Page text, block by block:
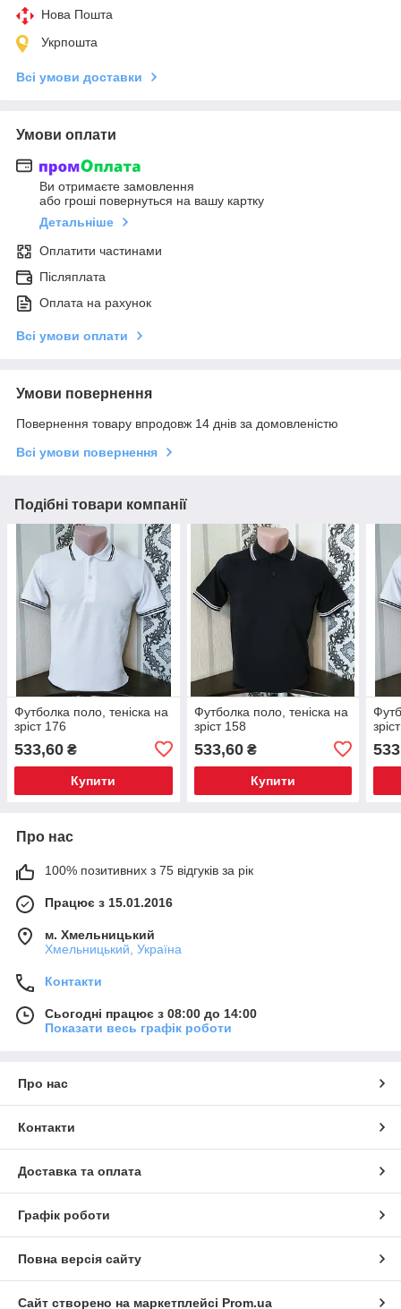
Нова Пошта
Укрпошта
Всі умови доставки
Умови оплати
Ви отримаєте замовлення
або гроші повернуться на вашу картку
Детальніше
Оплатити частинами
Післяплата
Оплата на рахунок
Всі умови оплати
Умови повернення
Повернення товару впродовж 14 днів за домовленістю
Всі умови повернення
Подібні товари компанії
Футболка поло, теніска на
зріст 176
533,60 ₴
Купити
Футболка поло, теніска на
зріст 158
533,60₴
Купити
Про нас
100% позитивних з 75 відгуків за рік
Працює з 15.01.2016
м. Хмельницький
Хмельницький, Україна
Контакти
Сьогодні працює з 08:00 до 14:00
Показати весь графік роботи
Про нас
Контакти
Доставка та оплата
Графік роботи
Повна версія сайту
Сайт створено на маркетплейсі Prom.ua